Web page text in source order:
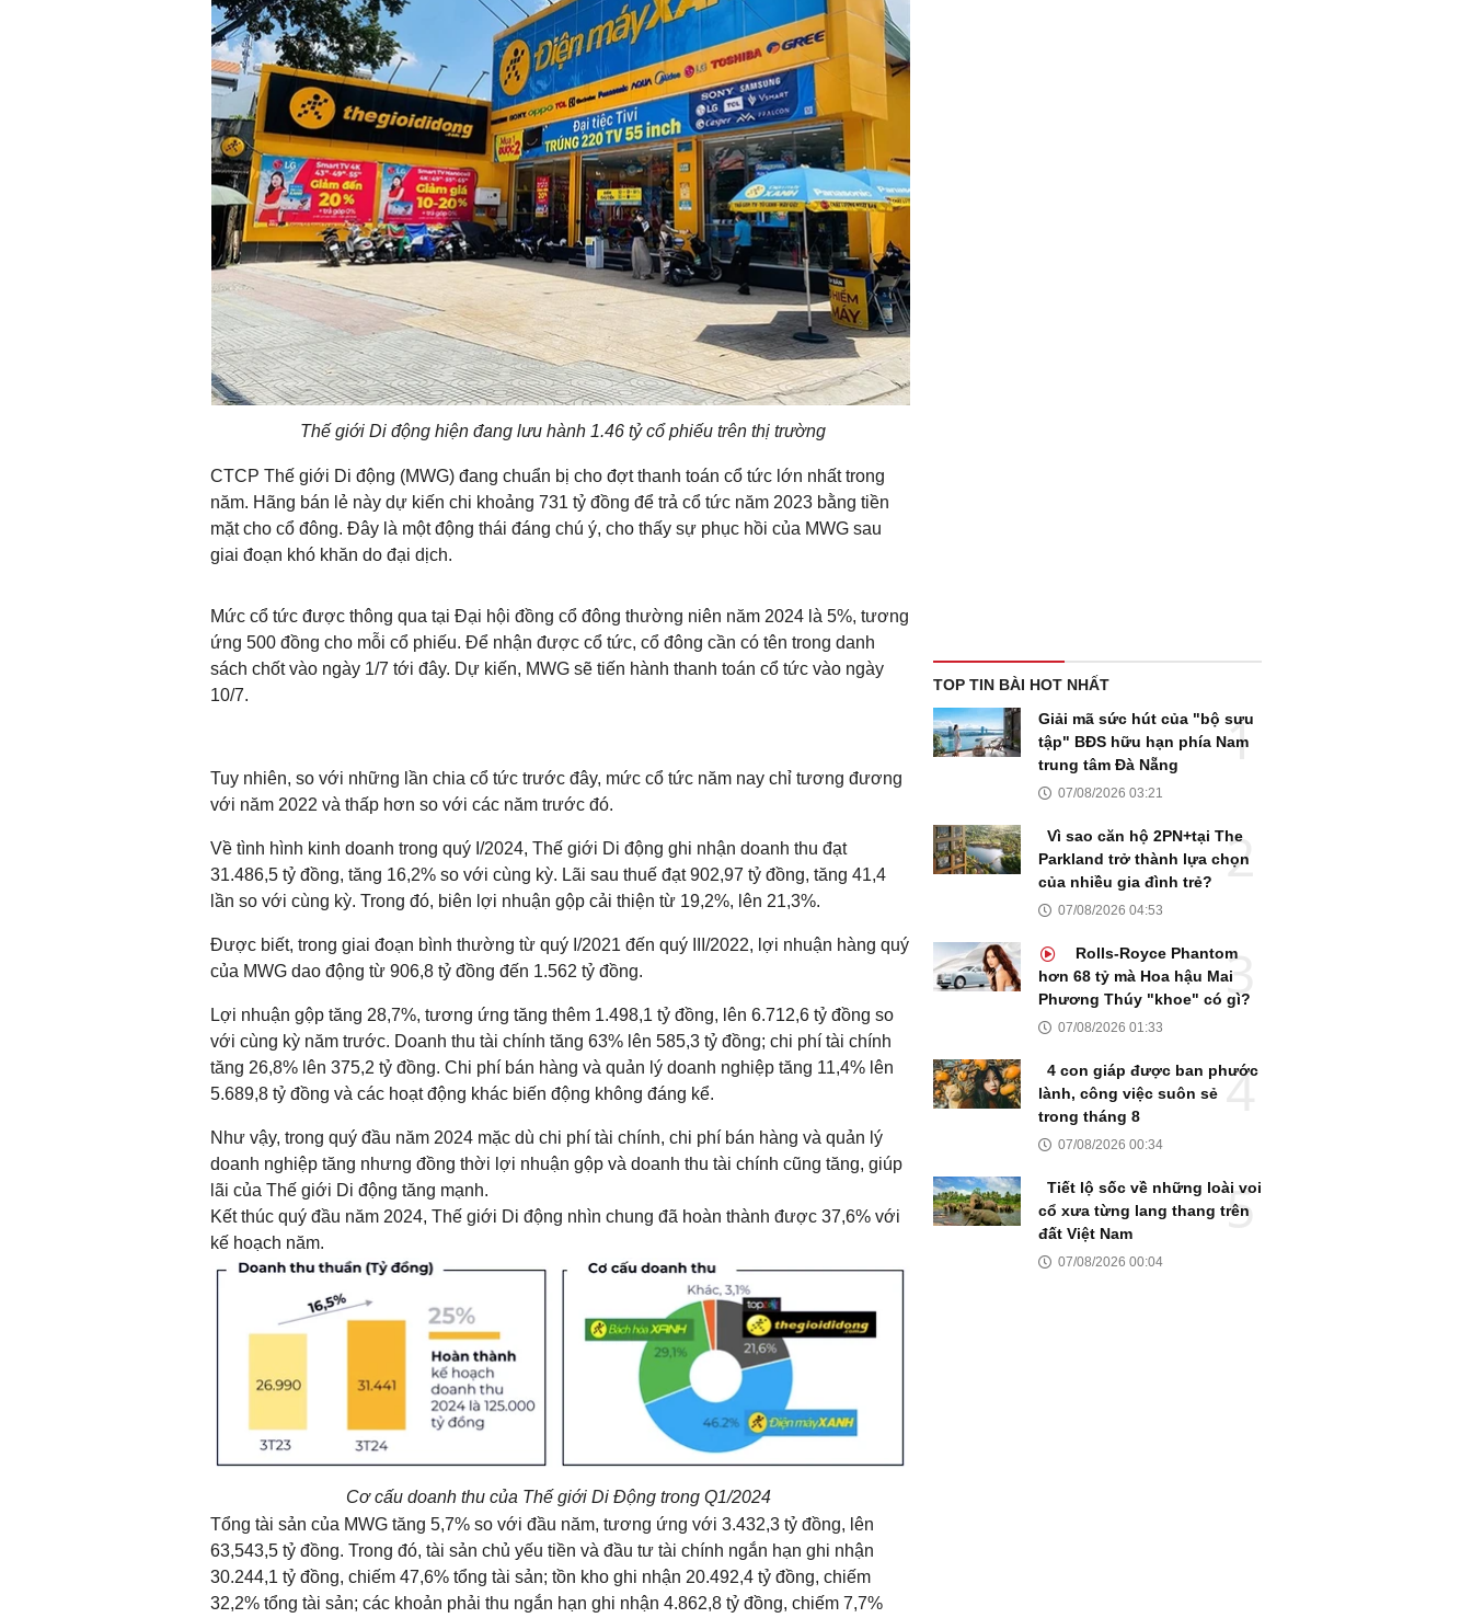
Thế giới Di động hiện đang lưu hành 1.46 tỷ cổ phiếu trên thị trường
CTCP Thế giới Di động (MWG) đang chuẩn bị cho đợt thanh toán cổ tức lớn nhất trong
năm. Hãng bán lẻ này dự kiến chi khoảng 731 tỷ đồng để trả cổ tức năm 2023 bằng tiền
mặt cho cổ đông. Đây là một động thái đáng chú ý, cho thấy sự phục hồi của MWG sau
giai đoạn khó khăn do đại dịch.
Mức cổ tức được thông qua tại Đại hội đồng cổ đông thường niên năm 2024 là 5%, tương
ứng 500 đồng cho mỗi cổ phiếu. Để nhận được cổ tức, cổ đông cần có tên trong danh
sách chốt vào ngày 1/7 tới đây. Dự kiến, MWG sẽ tiến hành thanh toán cổ tức vào ngày
10/7.
Tuy nhiên, so với những lần chia cổ tức trước đây, mức cổ tức năm nay chỉ tương đương
với năm 2022 và thấp hơn so với các năm trước đó.
Về tình hình kinh doanh trong quý I/2024, Thế giới Di động ghi nhận doanh thu đạt
31.486,5 tỷ đồng, tăng 16,2% so với cùng kỳ. Lãi sau thuế đạt 902,97 tỷ đồng, tăng 41,4
lần so với cùng kỳ. Trong đó, biên lợi nhuận gộp cải thiện từ 19,2%, lên 21,3%.
Được biết, trong giai đoạn bình thường từ quý I/2021 đến quý III/2022, lợi nhuận hàng quý
của MWG dao động từ 906,8 tỷ đồng đến 1.562 tỷ đồng.
Lợi nhuận gộp tăng 28,7%, tương ứng tăng thêm 1.498,1 tỷ đồng, lên 6.712,6 tỷ đồng so
với cùng kỳ năm trước. Doanh thu tài chính tăng 63% lên 585,3 tỷ đồng; chi phí tài chính
tăng 26,8% lên 375,2 tỷ đồng. Chi phí bán hàng và quản lý doanh nghiệp tăng 11,4% lên
5.689,8 tỷ đồng và các hoạt động khác biến động không đáng kể.
Như vậy, trong quý đầu năm 2024 mặc dù chi phí tài chính, chi phí bán hàng và quản lý
doanh nghiệp tăng nhưng đồng thời lợi nhuận gộp và doanh thu tài chính cũng tăng, giúp
lãi của Thế giới Di động tăng mạnh.
Kết thúc quý đầu năm 2024, Thế giới Di động nhìn chung đã hoàn thành được 37,6% với
kế hoạch năm.
Cơ cấu doanh thu của Thế giới Di Động trong Q1/2024
Tổng tài sản của MWG tăng 5,7% so với đầu năm, tương ứng với 3.432,3 tỷ đồng, lên
63,543,5 tỷ đồng. Trong đó, tài sản chủ yếu tiền và đầu tư tài chính ngắn hạn ghi nhận
30.244,1 tỷ đồng, chiếm 47,6% tổng tài sản; tồn kho ghi nhận 20.492,4 tỷ đồng, chiếm
32,2% tổng tài sản; các khoản phải thu ngắn hạn ghi nhận 4.862,8 tỷ đồng, chiếm 7,7%
TOP TIN BÀI HOT NHẤT
Giải mã sức hút của "bộ sưu
tập" BĐS hữu hạn phía Nam
trung tâm Đà Nẵng
07/08/2026 03:21
Vì sao căn hộ 2PN+tại The
Parkland trở thành lựa chọn
của nhiều gia đình trẻ?
07/08/2026 04:53
Rolls-Royce Phantom
hơn 68 tỷ mà Hoa hậu Mai
Phương Thúy "khoe" có gì?
07/08/2026 01:33
4 con giáp được ban phước
lành, công việc suôn sẻ
trong tháng 8
07/08/2026 00:34
Tiết lộ sốc về những loài voi
cổ xưa từng lang thang trên
đất Việt Nam
07/08/2026 00:04